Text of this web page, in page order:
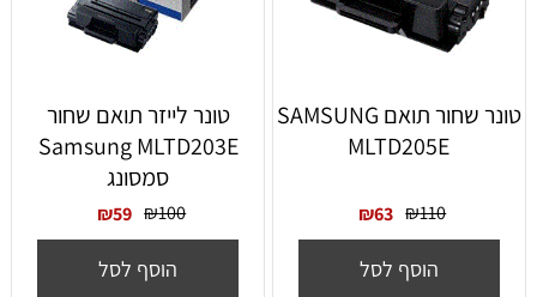
טונר שחור תואם SAMSUNG
MLTD205E
₪110
₪63
הוסף לסל
‏טונר לייזר תואם שחור
Samsung MLTD203E
סמסונג
₪100
₪59
הוסף לסל